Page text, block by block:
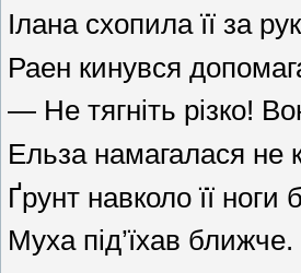
Ілана схопила її за
Раен кинувся
— Не тягніть різко!
Ельза намагалася не
Ґрунт навколо її
Муха під’їхав ближче.